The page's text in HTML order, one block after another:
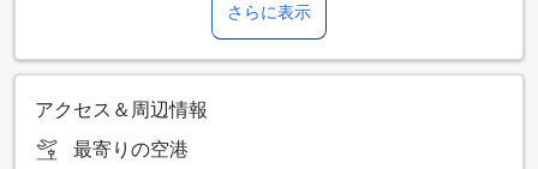
さらに表示
アクセス＆周辺情報
最寄りの空港